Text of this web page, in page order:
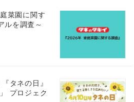
菜園に関す
ルを調査～
タネの日』
プロジェク